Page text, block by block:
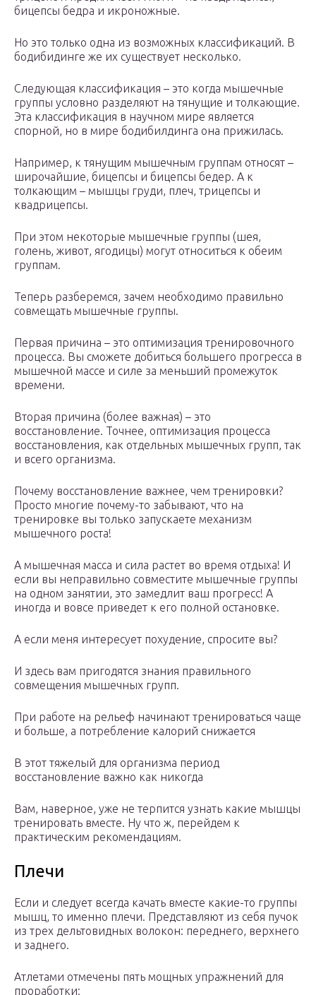
бицепсы бедра и икроножные.
Но это только одна из возможных классификаций. В
бодибидинге же их существует несколько.
Следующая классификация – это когда мышечные
группы условно разделяют на тянущие и толкающие.
Эта классификация в научном мире является
спорной, но в мире бодибилдинга она прижилась.
Например, к тянущим мышечным группам относят –
широчайшие, бицепсы и бицепсы бедер. А к
толкающим – мышцы груди, плеч, трицепсы и
квадрицепсы.
При этом некоторые мышечные группы (шея,
голень, живот, ягодицы) могут относиться к обеим
группам.
Теперь разберемся, зачем необходимо правильно
совмещать мышечные группы.
Первая причина – это оптимизация тренировочного
процесса. Вы сможете добиться большего прогресса в
мышечной массе и силе за меньший промежуток
времени.
Вторая причина (более важная) – это
восстановление. Точнее, оптимизация процесса
восстановления, как отдельных мышечных групп, так
и всего организма.
Почему восстановление важнее, чем тренировки?
Просто многие почему-то забывают, что на
тренировке вы только запускаете механизм
мышечного роста!
А мышечная масса и сила растет во время отдыха! И
если вы неправильно совместите мышечные группы
на одном занятии, это замедлит ваш прогресс! А
иногда и вовсе приведет к его полной остановке.
А если меня интересует похудение, спросите вы?
И здесь вам пригодятся знания правильного
совмещения мышечных групп.
При работе на рельеф начинают тренироваться чаще
и больше, а потребление калорий снижается
В этот тяжелый для организма период
восстановление важно как никогда
Вам, наверное, уже не терпится узнать какие мышцы
тренировать вместе. Ну что ж, перейдем к
практическим рекомендациям.
Плечи
Если и следует всегда качать вместе какие-то группы
мышц, то именно плечи. Представляют из себя пучок
из трех дельтовидных волокон: переднего, верхнего
и заднего.
Атлетами отмечены пять мощных упражнений для
проработки: